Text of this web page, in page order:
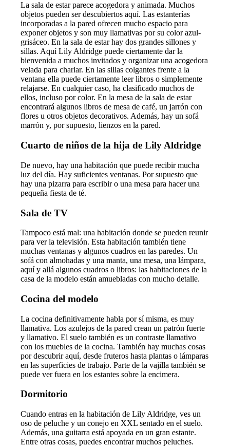
La sala de estar parece acogedora y animada. Muchos
objetos pueden ser descubiertos aquí. Las estanterías
incorporadas a la pared ofrecen mucho espacio para
exponer objetos y son muy llamativas por su color azul-
grisáceo. En la sala de estar hay dos grandes sillones y
sillas. Aquí Lily Aldridge puede ciertamente dar la
bienvenida a muchos invitados y organizar una acogedora
velada para charlar. En las sillas colgantes frente a la
ventana ella puede ciertamente leer libros o simplemente
relajarse. En cualquier caso, ha clasificado muchos de
ellos, incluso por color. En la mesa de la sala de estar
encontrará algunos libros de mesa de café, un jarrón con
flores u otros objetos decorativos. Además, hay un sofá
marrón y, por supuesto, lienzos en la pared.
Cuarto de niños de la hija de Lily Aldridge
De nuevo, hay una habitación que puede recibir mucha
luz del día. Hay suficientes ventanas. Por supuesto que
hay una pizarra para escribir o una mesa para hacer una
pequeña fiesta de té.
Sala de TV
Tampoco está mal: una habitación donde se pueden reunir
para ver la televisión. Esta habitación también tiene
muchas ventanas y algunos cuadros en las paredes. Un
sofá con almohadas y una manta, una mesa, una lámpara,
aquí y allá algunos cuadros o libros: las habitaciones de la
casa de la modelo están amuebladas con mucho detalle.
Cocina del modelo
La cocina definitivamente habla por sí misma, es muy
llamativa. Los azulejos de la pared crean un patrón fuerte
y llamativo. El suelo también es un contraste llamativo
con los muebles de la cocina. También hay muchas cosas
por descubrir aquí, desde fruteros hasta plantas o lámparas
en las superficies de trabajo. Parte de la vajilla también se
puede ver fuera en los estantes sobre la encimera.
Dormitorio
Cuando entras en la habitación de Lily Aldridge, ves un
oso de peluche y un conejo en XXL sentado en el suelo.
Además, una guitarra está apoyada en un gran estante.
Entre otras cosas, puedes encontrar muchos peluches.